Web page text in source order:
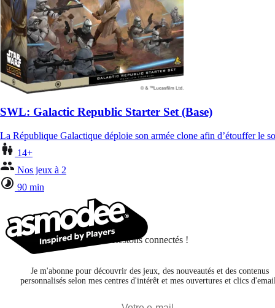
SWL: Galactic Republic Starter Set (Base)
La République Galactique déploie son armée clone afin d’étouffer le
14+
Nos jeux à 2
90 min
Restons connectés !
Je m'abonne pour découvrir des jeux, des nouveautés et des contenus
personnalisés selon mes centres d'intérêt et mes ouvertures et clics